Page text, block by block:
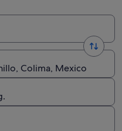
Colima, Mexico